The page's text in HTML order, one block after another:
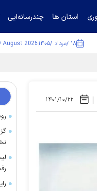
استان ها چندرسانه‌ایی
۱۸ /مرداد /۱۴۰۵ August 2026
۱۴۰۱/۱۰/۲۲